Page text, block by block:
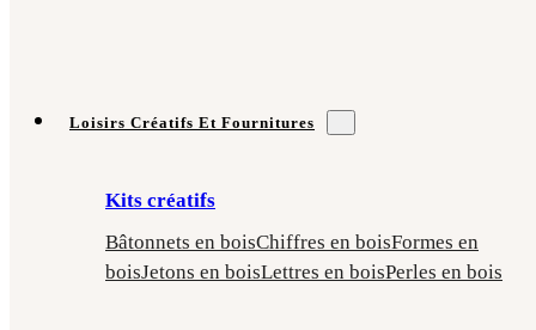
Loisirs Créatifs Et Fournitures
Kits créatifs
Bâtonnets en boisChiffres en boisFormes en
boisJetons en boisLettres en boisPerles en bois